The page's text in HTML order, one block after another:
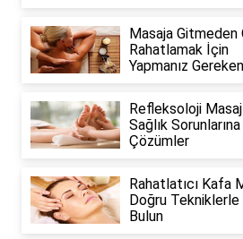
Masaja Gitmeden
Rahatlamak İçin
Yapmanız
Refleksoloji
Sağlık
Çözümler
Rahatlatıcı Kafa
Doğru Tekniklerle
Bulun